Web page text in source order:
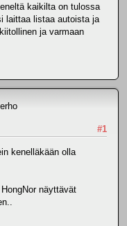
kaikilta on tulossa
laittaa listaa autoista ja
ja varmaan
#1
kenelläkään olla
näyttävät